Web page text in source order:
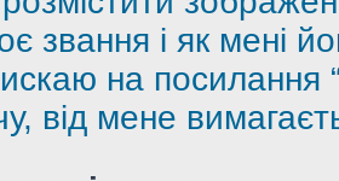
звання і як мені
на посилання
від мене